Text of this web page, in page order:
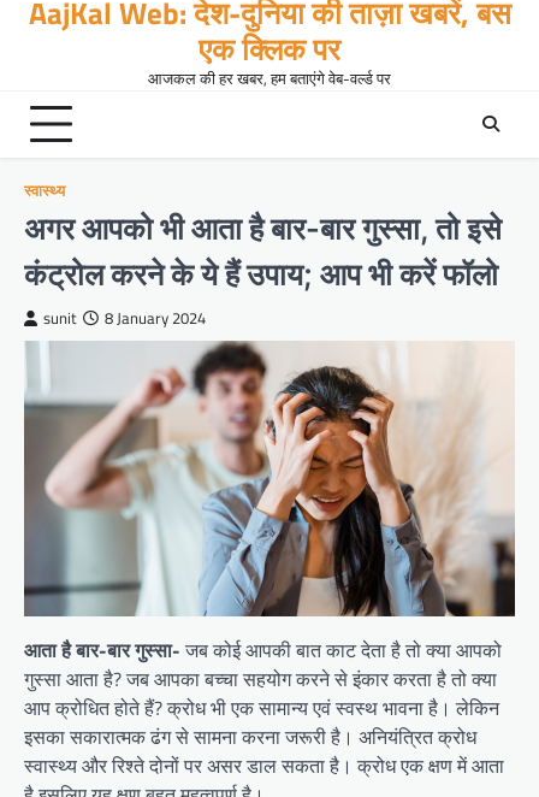
AajKal Web: देश-दुनिया की ताज़ा खबरें, बस
एक क्लिक पर
आजकल की हर खबर, हम बताएंगे वेब-वर्ल्ड पर
स्वास्थ्य
अगर आपको भी आता है बार-बार गुस्सा, तो इसे
कंट्रोल करने के ये हैं उपाय; आप भी करें फॉलो
sunit 8 January 2024
आता है बार-बार गुस्सा-जब कोई आपकी बात काट देता है तो क्या आपको
गुस्सा आता है? जब आपका बच्चा सहयोग करने से इंकार करता है तो क्या
आप क्रोधित होते हैं? क्रोध भी एक सामान्य एवं स्वस्थ भावना है। लेकिन
इसका सकारात्मक ढंग से सामना करना जरूरी है। अनियंत्रित क्रोध
स्वास्थ्य और रिश्ते दोनों पर असर डाल सकता है। क्रोध एक क्षण में आता